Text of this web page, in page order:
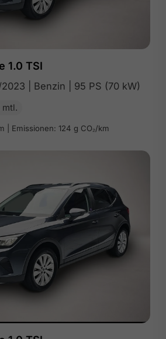
1.0 TSI
| Benzin | 95 PS (70 kW)
mtl.
| Emissionen: 124 g CO₂/km